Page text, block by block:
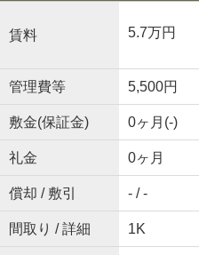
賃料 5.7万円
管理費等 5,500円
敷金(保証金) 0ヶ月(-)
礼金 0ヶ月
償却 / 敷引 - / -
間取り / 詳細 1K